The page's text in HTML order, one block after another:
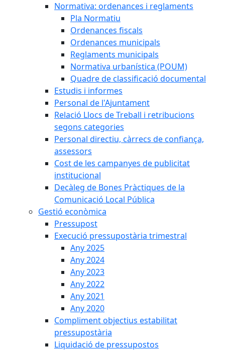
Normativa: ordenances i reglaments
Pla Normatiu
Ordenances fiscals
Ordenances municipals
Reglaments municipals
Normativa urbanística (POUM)
Quadre de classificació documental
Estudis i informes
Personal de l'Ajuntament
Relació Llocs de Treball i retribucions
segons categories
Personal directiu, càrrecs de confiança,
assessors
Cost de les campanyes de publicitat
institucional
Decàleg de Bones Pràctiques de la
Comunicació Local Pública
Gestió econòmica
Pressupost
Execució pressupostària trimestral
Any 2025
Any 2024
Any 2023
Any 2022
Any 2021
Any 2020
Compliment objectius estabilitat
pressupostària
Liquidació de pressupostos